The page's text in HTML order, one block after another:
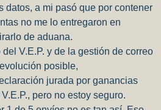
datos, a mi pasó que por contener
no me lo entregaron en
de aduana.
V.E.P. y de la gestión de correo
posible,
jurada por ganancias
pero no estoy seguro.